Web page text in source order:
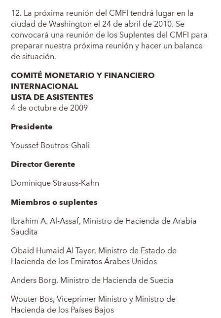
12. La próxima reunión del CMFI tendrá lugar en la
ciudad de Washington el 24 de abril de 2010. Se
convocará una reunión de los Suplentes del CMFI para
preparar nuestra próxima reunión y hacer un balance
de situación.
COMITÉ MONETARIO Y FINANCIERO
INTERNACIONAL
LISTA DE ASISTENTES
4 de octubre de 2009
Presidente
Youssef Boutros-Ghali
Director Gerente
Dominique Strauss-Kahn
Miembros o suplentes
Ibrahim A. Al-Assaf, Ministro de Hacienda de Arabia
Saudita
Obaid Humaid Al Tayer, Ministro de Estado de
Hacienda de los Emiratos Árabes Unidos
Anders Borg, Ministro de Hacienda de Suecia
Wouter Bos, Viceprimer Ministro y Ministro de
Hacienda de los Países Bajos